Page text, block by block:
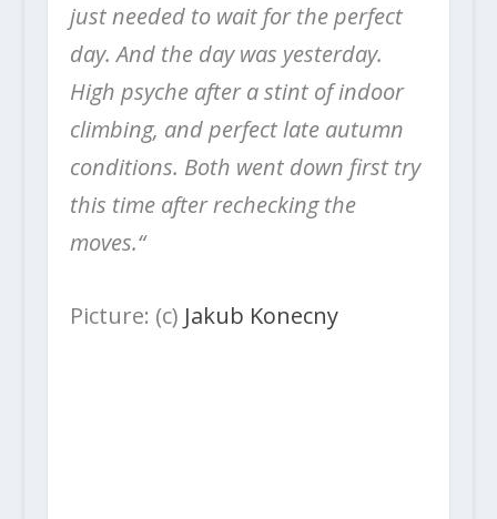
just needed to wait for the perfect
day. And the day was yesterday.
High psyche after a stint of indoor
climbing, and perfect late autumn
conditions. Both went down first try
this time after rechecking the
moves.“
Picture: (c) Jakub Konecny